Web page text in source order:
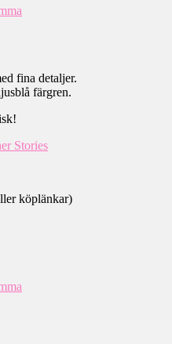
fina detaljer.
färgren.
Stories
köplänkar)